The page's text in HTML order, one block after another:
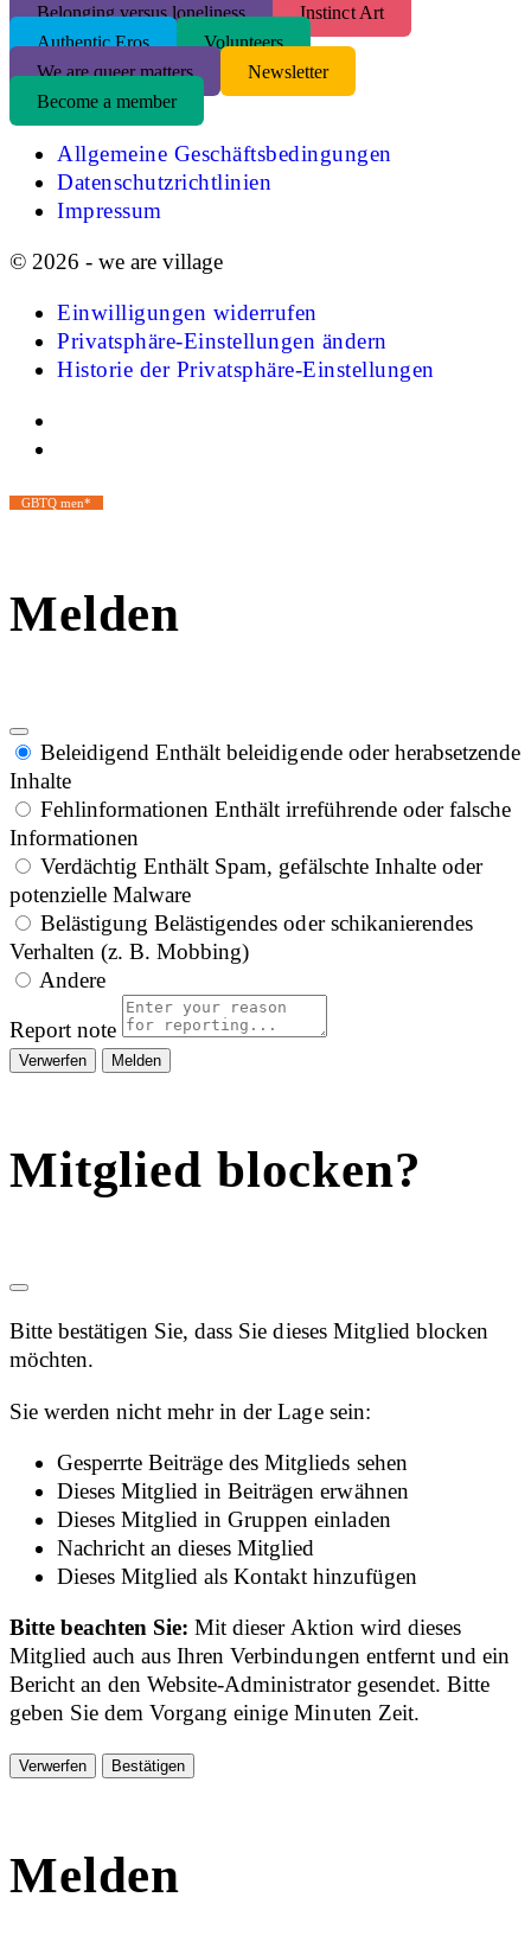
Belonging versus loneliness
Instinct Art
Authentic Eros
Volunteers
We are queer matters
Newsletter
Become a member
Allgemeine Geschäftsbedingungen
Datenschutzrichtlinien
Impressum
© 2026 - we are village
Einwilligungen widerrufen
Privatsphäre-Einstellungen ändern
Historie der Privatsphäre-Einstellungen
GBTQ men*
Melden
Beleidigend Enthält beleidigende oder herabsetzende
Inhalte
Fehlinformationen Enthält irreführende oder falsche
Informationen
Verdächtig Enthält Spam, gefälschte Inhalte oder
potenzielle Malware
Belästigung Belästigendes oder schikanierendes
Verhalten (z. B. Mobbing)
Andere
Report note
Melden
Mitglied blocken?
Bitte bestätigen Sie, dass Sie dieses Mitglied blocken
möchten.
Sie werden nicht mehr in der Lage sein:
Gesperrte Beiträge des Mitglieds sehen
Dieses Mitglied in Beiträgen erwähnen
Dieses Mitglied in Gruppen einladen
Nachricht an dieses Mitglied
Dieses Mitglied als Kontakt hinzufügen
Bitte beachten Sie:Mit dieser Aktion wird dieses
Mitglied auch aus Ihren Verbindungen entfernt und ein
Bericht an den Website-Administrator gesendet. Bitte
geben Sie dem Vorgang einige Minuten Zeit.
Bestätigen
Melden